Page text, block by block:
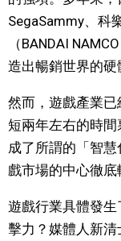
文化
生活
運動
娛樂
SegaSammy、科
（BANDAI
造出暢銷世界的硬
然而，遊戲產業
短兩年左右的時
成了所謂的「智
戲市場的中心徹底
遊戲行業具體發
擊力？媒體人新